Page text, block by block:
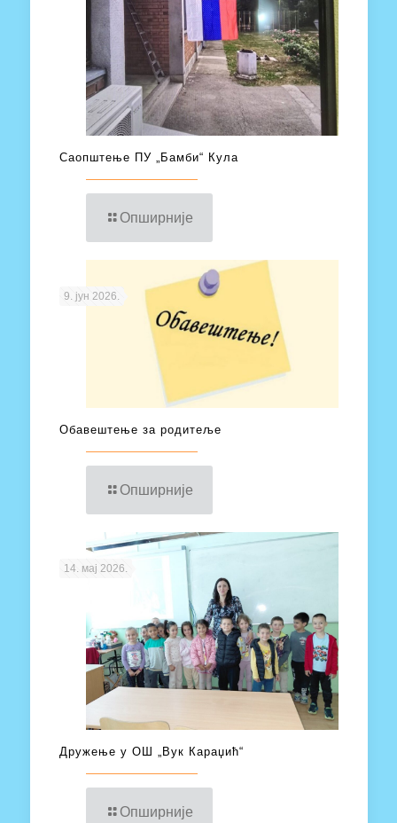
Саопштење ПУ „Бамби“ Кула
Опширније
9. јун 2026.
Обавештење за родитеље
Опширније
14. мај 2026.
Дружење у ОШ „Вук Караџић“
Опширније